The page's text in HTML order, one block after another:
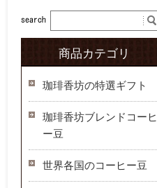
商品カテゴリ
珈琲香坊の特選ギフト
珈琲香坊ブレンドコーヒ
ー豆
世界各国のコーヒー豆